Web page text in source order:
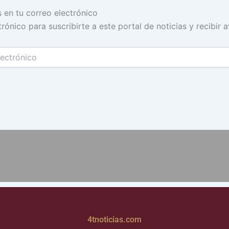
en tu correo electrónico
para suscribirte a este portal de noticias y recibir
4tnoticias.com